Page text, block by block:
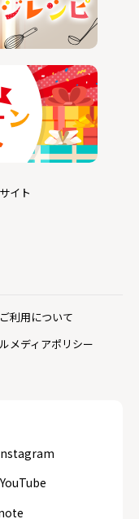
YouTube
イト
利用について
メディアポリシー